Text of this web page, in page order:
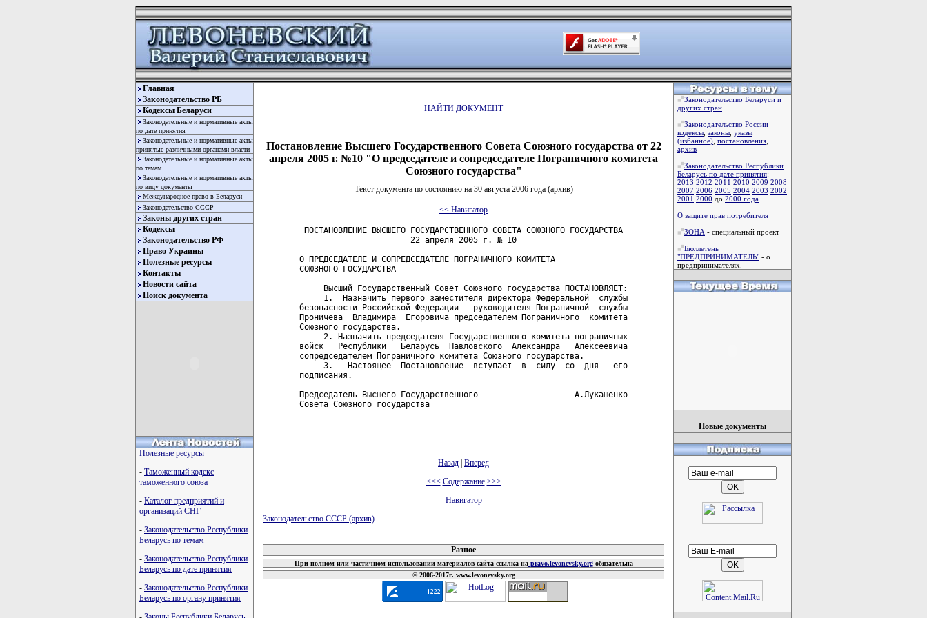
Главная
Законодательство РБ
Кодексы Беларуси
Законодательные и нормативные акты
по дате принятия
Законодательные и нормативные акты
принятые различными органами власти
Законодательные и нормативные акты
по темам
Законодательные и нормативные акты
по виду документы
Международное право в Беларуси
Законодательство СССР
Законы других стран
Кодексы
Законодательство РФ
Право Украины
Полезные ресурсы
Контакты
Новости сайта
Поиск документа
Полезные ресурсы
- Таможенный кодекс
таможенного союза
- Каталог предприятий и
организаций СНГ
- Законодательство Республики
Беларусь по темам
- Законодательство Республики
Беларусь по дате принятия
- Законодательство Республики
Беларусь по органу принятия
НАЙТИ ДОКУМЕНТ
Постановление Высшего Государственного Совета Союзного государства от 22
апреля 2005 г. №10 "О председателе и сопредседателе Пограничного комитета
Союзного государства"
Текст документа по состоянию на 30 августа 2006 года (архив)
<< Навигатор
ПОСТАНОВЛЕНИЕ ВЫСШЕГО ГОСУДАРСТВЕННОГО СОВЕТА СОЮЗНОГО ГОСУДАРСТВА
                       22 апреля 2005 г. № 10
О ПРЕДСЕДАТЕЛЕ И СОПРЕДСЕДАТЕЛЕ ПОГРАНИЧНОГО КОМИТЕТА
СОЮЗНОГО ГОСУДАРСТВА
     Высший Государственный Совет Союзного государства ПОСТАНОВЛЯЕТ:
     1.  Назначить первого заместителя директора Федеральной  службы
безопасности Российской Федерации - руководителя Пограничной  службы
Проничева  Владимира  Егоровича председателем Пограничного  комитета
Союзного государства.
     2. Назначить председателя Государственного комитета пограничных
войск   Республики   Беларусь  Павловского  Александра   Алексеевича
сопредседателем Пограничного комитета Союзного государства.
     3.   Настоящее  Постановление  вступает  в  силу  со  дня   его
подписания.
Председатель Высшего Государственного                    А.Лукашенко
Совета Союзного государства
Назад Вперед
<<< Содержание >>>
Навигатор
Законодательство СССР (архив)
Разное
При полном или частичном использовании материалов сайта ссылка наpravo.levonevsky.orgобязательна
© 2006-2017г. www.levonevsky.org
Законодательство Беларуси и
других стран
Законодательство России
кодексы законы указы
(избанное) постановления
архив
Законодательство Республики
Беларусь по дате принятия:
2013 2012 2011 2010 2009 2008
2007 2006 2005 2004 2003 2002
2001 2000 до 2000 года
О защите прав потребителя
ЗОНА - специальный проект
Бюллетень
"ПРЕДПРИНИМАТЕЛЬ" - о
предпринимателях.
Новые документы